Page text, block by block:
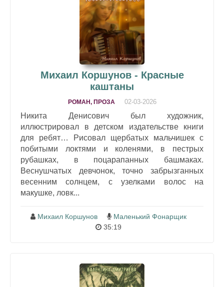
Михаил Коршунов - Красные
каштаны
РОМАН, ПРОЗА 02-03-2026
Никита Денисович был художник,
иллюстрировал в детском издательстве книги
для ребят… Рисовал щербатых мальчишек с
побитыми локтями и коленями, в пестрых
рубашках, в поцарапанных башмаках.
Веснушчатых девчонок, точно забрызганных
весенним солнцем, с узелками волос на
макушке, ловк...
Михаил Коршунов
Маленький Фонарщик
35:19